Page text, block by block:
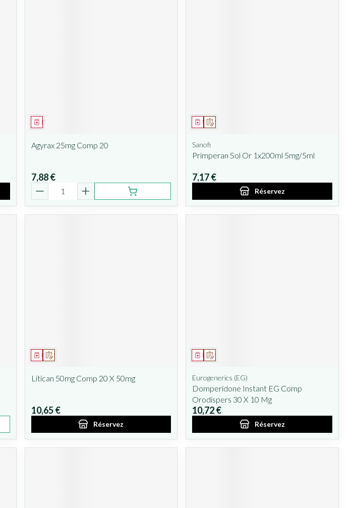
Médicament
Agyrax 25mg Comp 20
7,88 €
Quantité
Sur prescription
Médicament
Sanofi
Primperan Sol Or 1x200ml 5mg/5ml
7,17 €
Réservez
Sur prescription
Médicament
Litican 50mg Comp 20 X 50mg
10,65 €
Réservez
Sur prescription
Médicament
Eurogenerics (EG)
Domperidone Instant EG Comp
Orodispers 30 X 10 Mg
10,72 €
Réservez